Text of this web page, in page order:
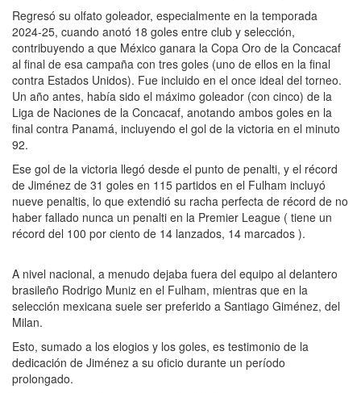
Regresó su olfato goleador, especialmente en la temporada
2024-25, cuando anotó 18 goles entre club y selección,
contribuyendo a que México ganara la Copa Oro de la Concacaf
al final de esa campaña con tres goles (uno de ellos en la final
contra Estados Unidos). Fue incluido en el once ideal del torneo.
Un año antes, había sido el máximo goleador (con cinco) de la
Liga de Naciones de la Concacaf, anotando ambos goles en la
final contra Panamá, incluyendo el gol de la victoria en el minuto
92.
Ese gol de la victoria llegó desde el punto de penalti, y el récord
de Jiménez de 31 goles en 115 partidos en el Fulham incluyó
nueve penaltis, lo que extendió su racha perfecta de récord de no
haber fallado nunca un penalti en la Premier League ( tiene un
récord del 100 por ciento de 14 lanzados, 14 marcados ).
A nivel nacional, a menudo dejaba fuera del equipo al delantero
brasileño Rodrigo Muniz en el Fulham, mientras que en la
selección mexicana suele ser preferido a Santiago Giménez, del
Milan.
Esto, sumado a los elogios y los goles, es testimonio de la
dedicación de Jiménez a su oficio durante un período
prolongado.